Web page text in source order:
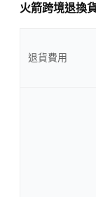
火箭跨境退換
退貨費用